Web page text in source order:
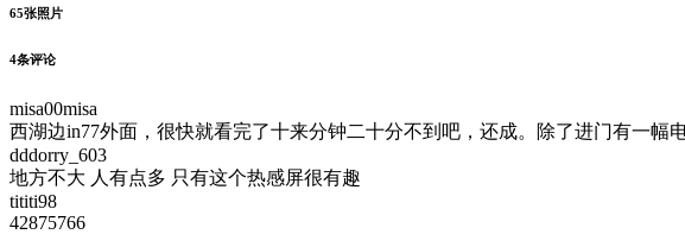
65张照片
4条评论
misa00misa
西湖边in77外面，很快就看完了十来分钟二十分不到吧，还成。除了进门有一幅
dddorry_603
地方不大 人有点多 只有这个热感屏很有趣
tititi98
42875766